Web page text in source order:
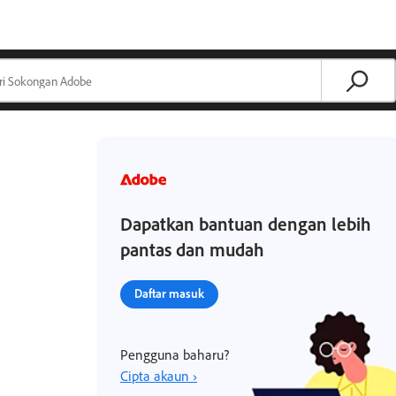
Dapatkan bantuan dengan lebih
pantas dan mudah
Daftar masuk
Pengguna baharu?
Cipta akaun ›